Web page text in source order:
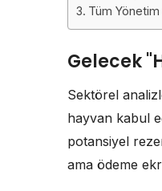
Tüm
Gelecek
Sektörel
hayvan kabul
potansiyel
ama ödeme